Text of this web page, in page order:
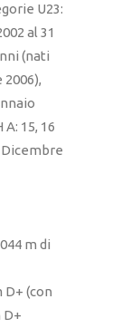
U23:
al 31
(nati
2006),
15, 16
Dicembre
m di
D+ (con
D+